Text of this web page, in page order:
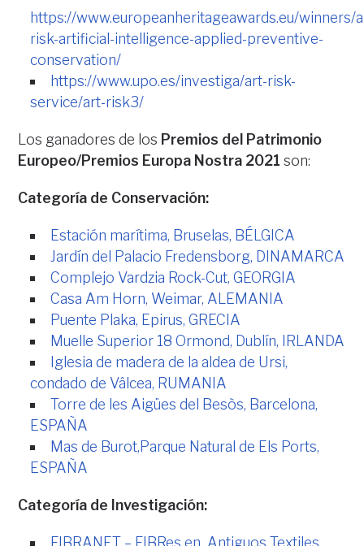
https://www.europeanheritageawards.eu/winners/
risk-artificial-intelligence-applied-preventive-
conservation/
https://www.upo.es/investiga/art-risk-
service/art-risk3/
Los ganadores de los Premios del Patrimonio
Europeo/Premios Europa Nostra 2021son:
Categoría de Conservación:
Estación marítima, Bruselas, BÉLGICA
Jardín del Palacio Fredensborg, DINAMARCA
Complejo Vardzia Rock-Cut, GEORGIA
Casa Am Horn, Weimar, ALEMANIA
Puente Plaka, Epirus, GRECIA
Muelle Superior 18 Ormond, Dublín, IRLANDA
Iglesia de madera de la aldea de Ursi,
condado de Vâlcea, RUMANIA
Torre de les Aigües del Besòs, Barcelona,
ESPAÑA
Mas de Burot,Parque Natural de Els Ports,
ESPAÑA
Categoría de Investigación:
FIBRANET – FIBRes en Antiguos Textiles